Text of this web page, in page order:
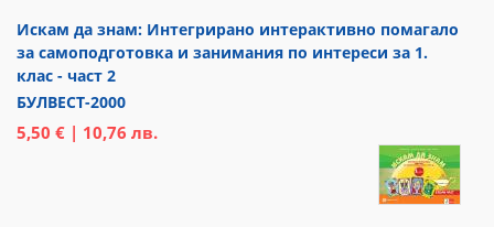
Искам да знам: Интегрирано интерактивно помагало
за самоподготовка и занимания по интереси за 1.
клас - част 2
БУЛВЕСТ-2000
5,50 € | 10,76 лв.